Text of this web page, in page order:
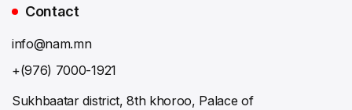
Contact
info@nam.mn
+(976) 7000-1921
Sukhbaatar district, 8th khoroo, Palace of